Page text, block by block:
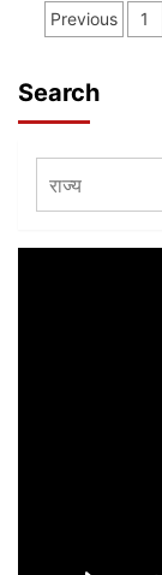
कैबिनेट
मंत्री
पहली
Posts
Previous 1
Search